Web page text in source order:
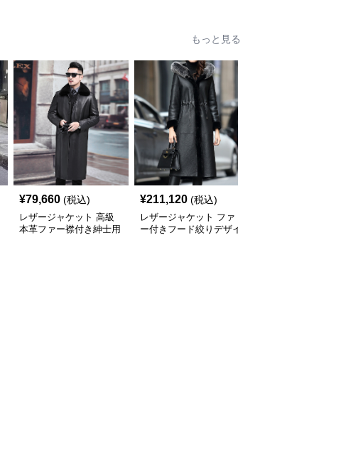
もっと見る
¥79,660 (税込)
レザージャケット 高級
本革ファー襟付き紳士用
¥211,120 (税込)
レザージャケット ファ
ー付きフード絞りデザイ